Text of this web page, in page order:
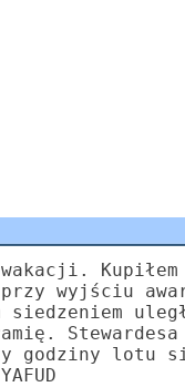
wakacji.
wyjściu
siedzeniem
godziny lotu